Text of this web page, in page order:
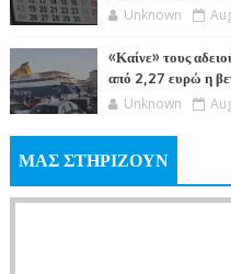
Unknown
«Καίνε» τους
από 2,27 ευρώ η
Unknown
ΜΑΣ ΣΤΗΡΙΖΟΥΝ